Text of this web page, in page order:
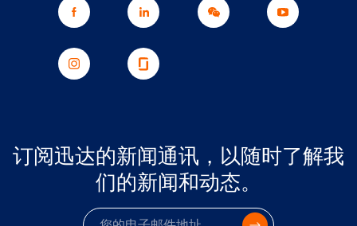
订阅迅达的新闻通讯，以随时了解我
们的新闻和动态。
电子邮件